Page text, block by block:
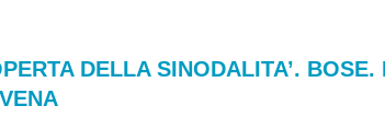
DELLA SINODALITA’. BOSE.